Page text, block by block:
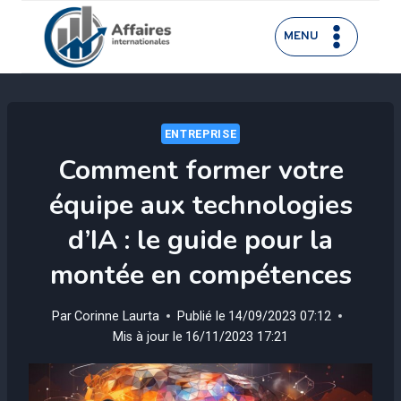
contenu
MENU
ENTREPRISE
Comment former votre
équipe aux technologies
d’IA : le guide pour la
montée en compétences
ParCorinne Laurta Publié le 14/09/2023 07:12
Mis à jour le 16/11/2023 17:21